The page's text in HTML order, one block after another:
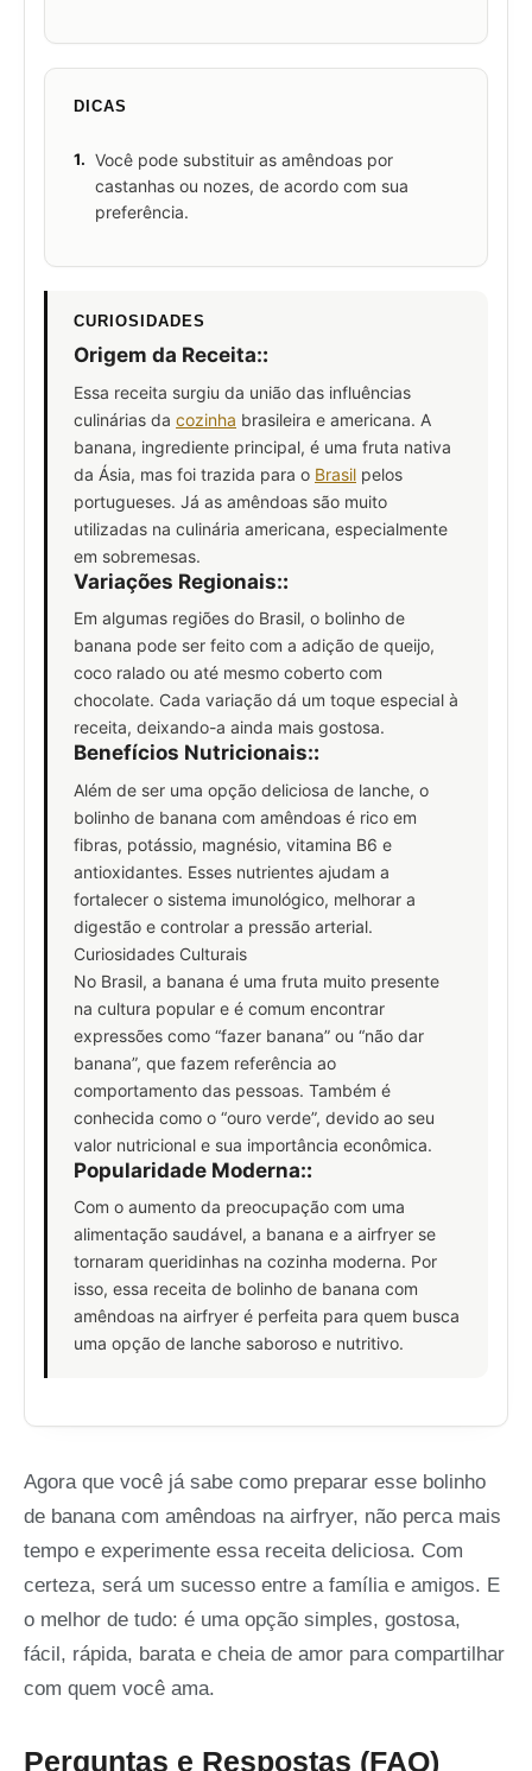
DICAS
1. Você pode substituir as amêndoas por
castanhas ou nozes, de acordo com sua
preferência.
CURIOSIDADES
Origem da Receita::
Essa receita surgiu da união das influências
culinárias da cozinha brasileira e americana. A
banana, ingrediente principal, é uma fruta nativa
da Ásia, mas foi trazida para o Brasil pelos
portugueses. Já as amêndoas são muito
utilizadas na culinária americana, especialmente
em sobremesas.
Variações Regionais::
Em algumas regiões do Brasil, o bolinho de
banana pode ser feito com a adição de queijo,
coco ralado ou até mesmo coberto com
chocolate. Cada variação dá um toque especial à
receita, deixando-a ainda mais gostosa.
Benefícios Nutricionais::
Além de ser uma opção deliciosa de lanche, o
bolinho de banana com amêndoas é rico em
fibras, potássio, magnésio, vitamina B6 e
antioxidantes. Esses nutrientes ajudam a
fortalecer o sistema imunológico, melhorar a
digestão e controlar a pressão arterial.
Curiosidades Culturais
No Brasil, a banana é uma fruta muito presente
na cultura popular e é comum encontrar
expressões como “fazer banana” ou “não dar
banana”, que fazem referência ao
comportamento das pessoas. Também é
conhecida como o “ouro verde”, devido ao seu
valor nutricional e sua importância econômica.
Popularidade Moderna::
Com o aumento da preocupação com uma
alimentação saudável, a banana e a airfryer se
tornaram queridinhas na cozinha moderna. Por
isso, essa receita de bolinho de banana com
amêndoas na airfryer é perfeita para quem busca
uma opção de lanche saboroso e nutritivo.
Agora que você já sabe como preparar esse bolinho
de banana com amêndoas na airfryer, não perca mais
tempo e experimente essa receita deliciosa. Com
certeza, será um sucesso entre a família e amigos. E
o melhor de tudo: é uma opção simples, gostosa,
fácil, rápida, barata e cheia de amor para compartilhar
com quem você ama.
Perguntas e Respostas (FAQ)